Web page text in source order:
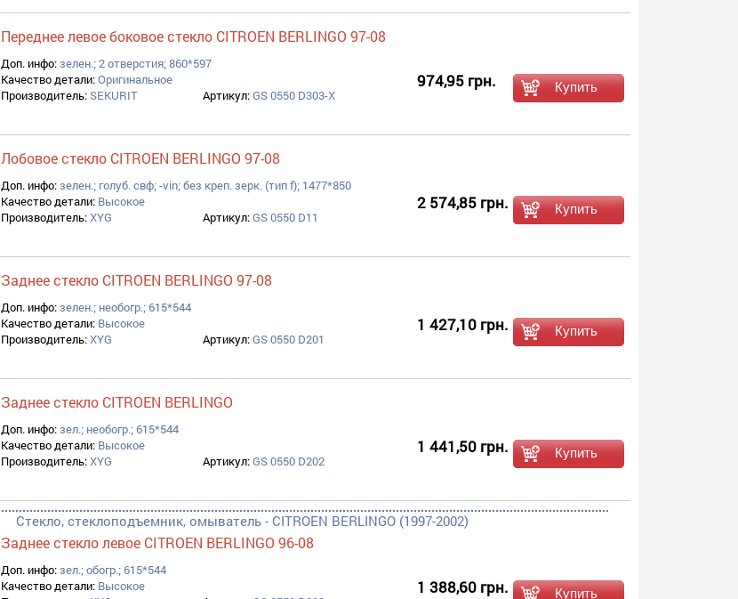
Переднее левое боковое стекло CITROEN BERLINGO 97-08
Доп. инфо:зелен.; 2 отверстия; 860*597
Качество детали:Оригинальное
Производитель:SEKURIT Артикул:GS 0550 D303-X
974,95 грн.
Лобовое стекло CITROEN BERLINGO 97-08
Доп. инфо:зелен.; голуб. свф; -vin; без креп. зерк. (тип f); 1477*850
Качество детали: Высокое
Производитель:XYG Артикул:GS 0550 D11
2 574,85 грн.
Заднее стекло CITROEN BERLINGO 97-08
Доп. инфо:зелен.; необогр.; 615*544
Качество детали: Высокое
Производитель:XYG Артикул:GS 0550 D201
1 427,10 грн.
Заднее стекло CITROEN BERLINGO
Доп. инфо:зел.; необогр.; 615*544
Качество детали: Высокое
Производитель:XYG Артикул:GS 0550 D202
1 441,50 грн.
Стекло, стеклоподъемник, омыватель - CITROEN BERLINGO (1997-2002)
Заднее стекло левое CITROEN BERLINGO 96-08
Доп. инфо:зел.; обогр.; 615*544
Качество детали: Высокое
1 388,60 грн.